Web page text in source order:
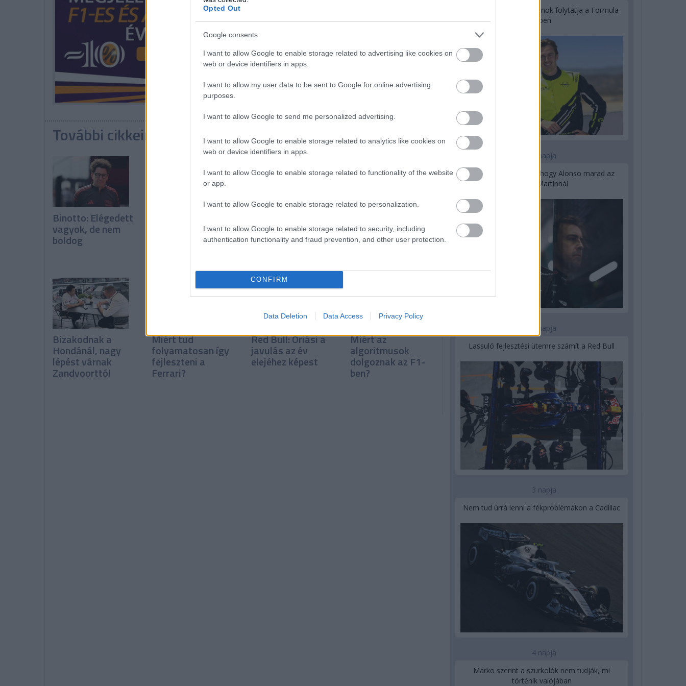
Opted Out
Google consents
I want to allow Google to enable storage related to advertising like cookies on
web or device identifiers in apps.
I want to allow my user data to be sent to Google for online advertising
purposes.
I want to allow Google to send me personalized advertising.
I want to allow Google to enable storage related to analytics like cookies on
web or device identifiers in apps.
I want to allow Google to enable storage related to functionality of the website
or app.
I want to allow Google to enable storage related to personalization.
I want to allow Google to enable storage related to security, including
authentication functionality and fraud prevention, and other user protection.
CONFIRM
Data Deletion Data Access Privacy Policy
További cikkeink a témában
Binotto: Elégedett
vagyok, de nem
boldog
de a csapatok
leszavazták a
Kormányzati
támogatás nélkül
el vezetni” –
Russell magára
Bizakodnak a
Hondánál, nagy
lépést várnak
Zandvoorttól
Miért tud
folyamatosan így
fejleszteni a
Ferrari?
Red Bull: Óriási a
javulás az év
elejéhez képest
Miért az
algoritmusok
dolgoznak az F1-
ben?
Újabb korábbi F2-es bajnok folytatja a Formula-
E-ben
2 napja
Newey biztos benne, hogy Alonso marad az
Aston Martinnál
3 napja
Lassuló fejlesztési ütemre számít a Red Bull
3 napja
Nem tud úrrá lenni a fékproblémákon a Cadillac
4 napja
Marko szerint a szurkolók nem tudják, mi
történik valójában